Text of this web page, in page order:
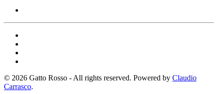
© 2026 Gatto Rosso - All rights reserved. Powered by Claudio
Carrasco.